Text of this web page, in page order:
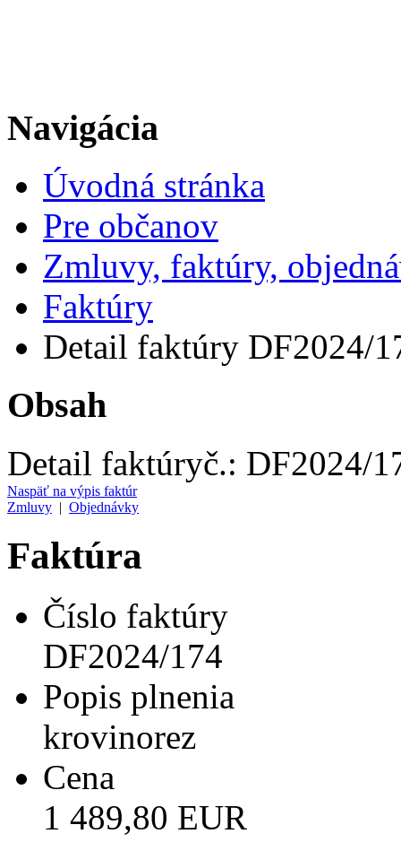
Navigácia
Úvodná stránka
Pre občanov
Zmluvy, faktúry,
Faktúry
Detail faktúry DF2024/
Obsah
Detail faktúryč.: DF2024/
Naspäť na výpis faktúr
Zmluvy | Objednávky
Faktúra
Číslo faktúry
DF2024/174
Popis plnenia
krovinorez
Cena
1 489,80 EUR